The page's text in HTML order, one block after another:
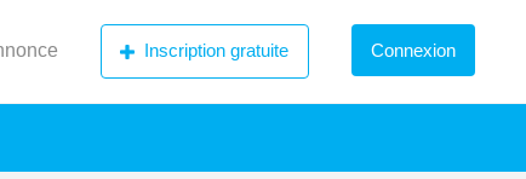
Inscription gratuite Connexion